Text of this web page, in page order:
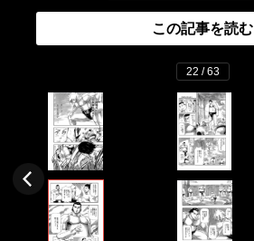
この記事を読む
22 / 63